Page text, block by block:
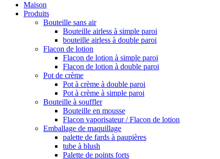
Maison
Produits
Bouteille sans air
Bouteille airless à simple paroi
bouteille airless à double paroi
Flacon de lotion
Flacon de lotion à simple paroi
Flacon de lotion à double paroi
Pot de crème
Pot à crème à double paroi
Pot à crème à simple paroi
Bouteille à souffler
Bouteille en mousse
Flacon vaporisateur / Flacon de lotion
Emballage de maquillage
palette de fards à paupières
tube à blush
Palette de points forts